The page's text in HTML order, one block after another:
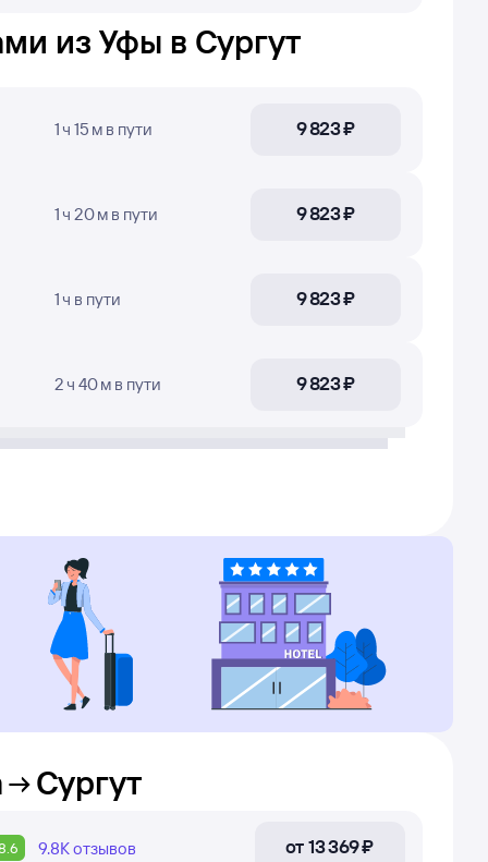
из Уфы в Сургут
1 ч 15 м в пути 9 ⁠823 ⁠₽
1 ч 20 м в пути 9 ⁠823 ⁠₽
1 ч в пути 9 ⁠823 ⁠₽
2 ч 40 м в пути 9 ⁠823 ⁠₽
Сургут
9.8Котзывов от 13 ⁠369 ⁠₽